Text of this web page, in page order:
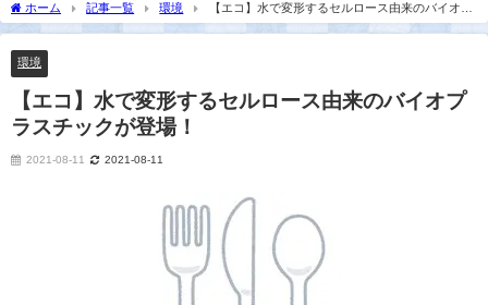
ホーム 記事一覧 環境
【エコ】水で変形するセルロース由来のバイオプ
ラスチックが登場！
環境
【エコ】水で変形するセルロース由来のバイオプ
ラスチックが登場！
2021-08-11 2021-08-11